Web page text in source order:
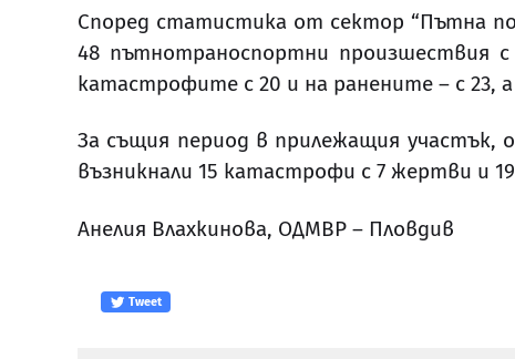
Според статистика от сектор “Пътна
48 пътнотраноспортни произшествия
катастрофите с 20 и на ранените – с
За същия период в прилежащия участък,
възникнали 15 катастрофи с 7 жертви и
Анелия Влахкинова, ОДМВР – Пловдив
Tweet